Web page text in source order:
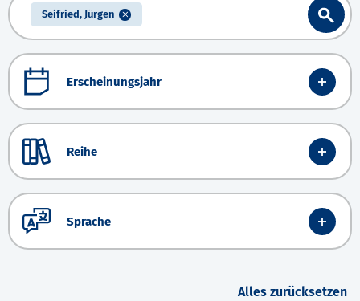
Seifried, Jürgen
Erscheinungsjahr
Reihe
Sprache
Alles zurücksetzen